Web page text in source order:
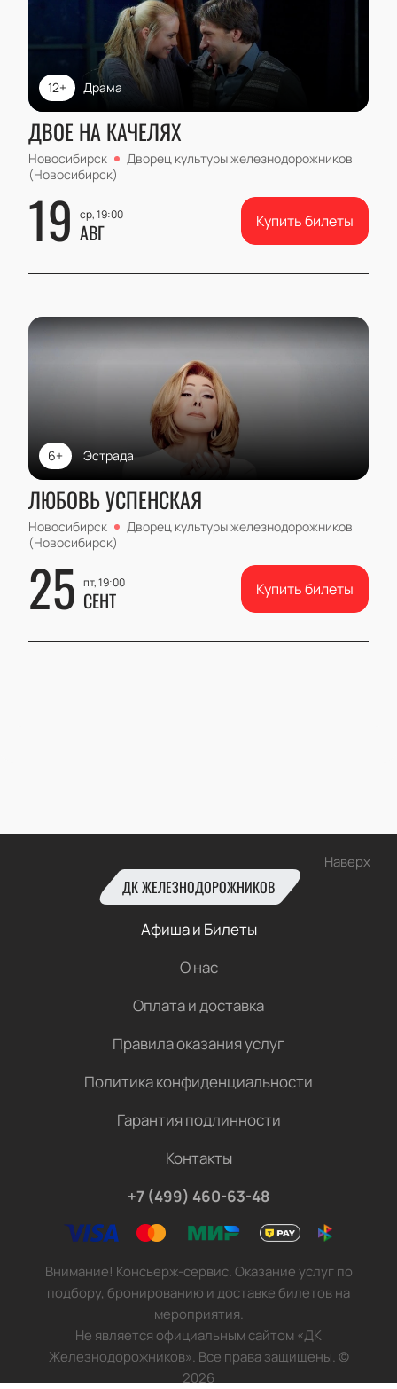
Драма
12+
ДВОЕ НА КАЧЕЛЯХ
Новосибирск
Дворец культуры железнодорожников
(Новосибирск)
19 ср, 19:00
АВГ Купить билеты
Эстрада
6+
ЛЮБОВЬ УСПЕНСКАЯ
Новосибирск
Дворец культуры железнодорожников
(Новосибирск)
25 пт, 19:00
СЕНТ Купить билеты
Наверх
ДК ЖЕЛЕЗНОДОРОЖНИКОВ
Афиша и Билеты
О нас
Оплата и доставка
Правила оказания услуг
Политика конфиденциальности
Гарантия подлинности
Контакты
+7 (499) 460-63-48
Внимание! Консьерж-сервис. Оказание услуг по
подбору, бронированию и доставке билетов на
мероприятия.
Не является официальным сайтом «ДК
Железнодорожников». Все права защищены.©
2026